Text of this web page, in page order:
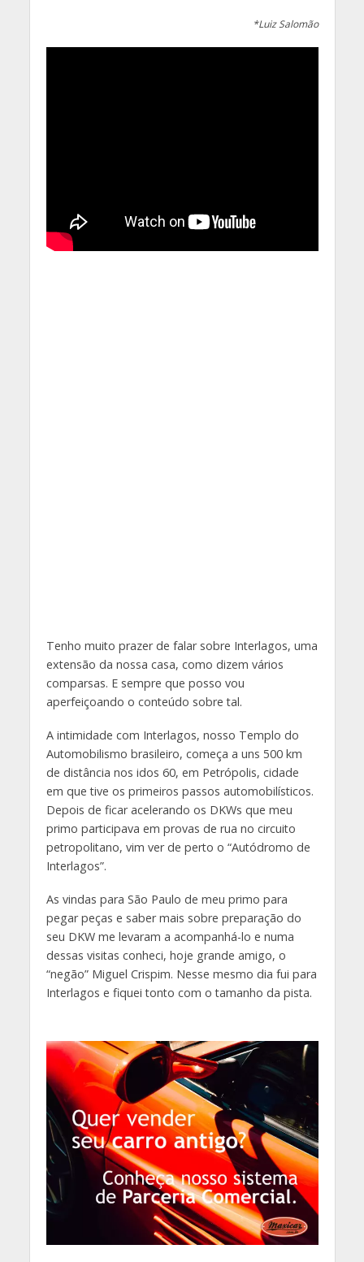
*Luiz Salomão
Tenho muito prazer de falar sobre Interlagos, uma
extensão da nossa casa, como dizem vários
comparsas. E sempre que posso vou
aperfeiçoando o conteúdo sobre tal.
A intimidade com Interlagos, nosso Templo do
Automobilismo brasileiro, começa a uns 500 km
de distância nos idos 60, em Petrópolis, cidade
em que tive os primeiros passos automobilísticos.
Depois de ficar acelerando os DKWs que meu
primo participava em provas de rua no circuito
petropolitano, vim ver de perto o “Autódromo de
Interlagos”.
As vindas para São Paulo de meu primo para
pegar peças e saber mais sobre preparação do
seu DKW me levaram a acompanhá-lo e numa
dessas visitas conheci, hoje grande amigo, o
“negão” Miguel Crispim. Nesse mesmo dia fui para
Interlagos e fiquei tonto com o tamanho da pista.